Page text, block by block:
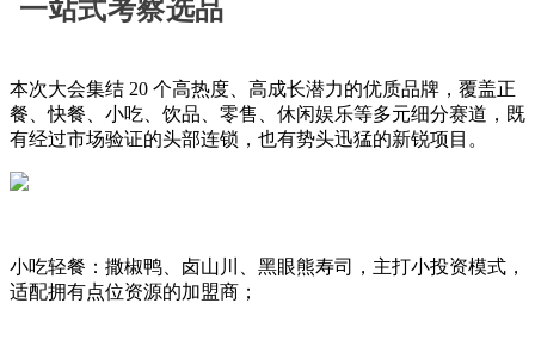
一站式考察选品
本次大会集结 20 个高热度、高成长潜力的优质品牌，覆盖正
餐、快餐、小吃、饮品、零售、休闲娱乐等多元细分赛道，既
有经过市场验证的头部连锁，也有势头迅猛的新锐项目。
小吃轻餐：撒椒鸭、卤山川、黑眼熊寿司，主打小投资模式，
适配拥有点位资源的加盟商；